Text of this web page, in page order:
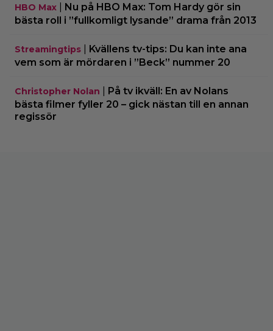
HBO Max
Nu på HBO Max: Tom Hardy gör sin
bästa roll i ”fullkomligt lysande” drama från 2013
Streamingtips
Kvällens tv-tips: Du kan inte ana
vem som är mördaren i ”Beck” nummer 20
Christopher Nolan
På tv ikväll: En av Nolans
bästa filmer fyller 20 – gick nästan till en annan
regissör